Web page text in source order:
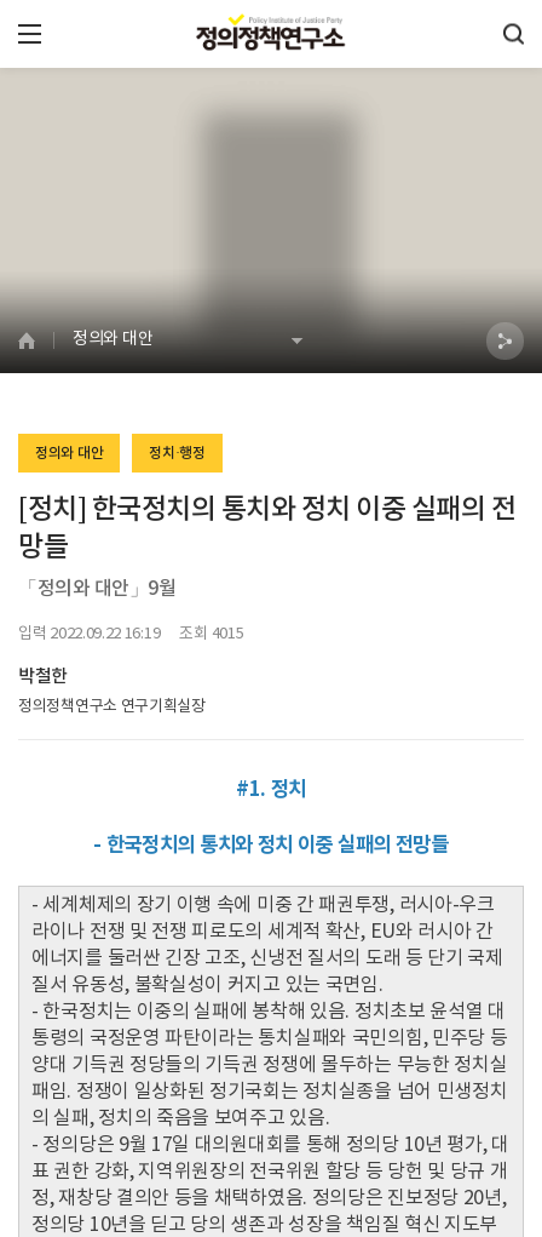
정의와 대안
정의와 대안 정치·행정
[정치] 한국정치의 통치와 정치 이중 실패의 전
망들
「정의와 대안」9월
입력 2022.09.22 16:19 조회 4015
박철한
정의정책연구소 연구기획실장
#1. 정치
- 한국정치의 통치와 정치 이중 실패의 전망들
- 세계체제의 장기 이행 속에 미중 간 패권투쟁, 러시아-우크
라이나 전쟁 및 전쟁 피로도의 세계적 확산, EU와 러시아 간
에너지를 둘러싼 긴장 고조, 신냉전 질서의 도래 등 단기 국제
질서 유동성, 불확실성이 커지고 있는 국면임.
- 한국정치는 이중의 실패에 봉착해 있음. 정치초보 윤석열 대
통령의 국정운영 파탄이라는 통치실패와 국민의힘, 민주당 등
양대 기득권 정당들의 기득권 정쟁에 몰두하는 무능한 정치실
패임. 정쟁이 일상화된 정기국회는 정치실종을 넘어 민생정치
의 실패, 정치의 죽음을 보여주고 있음.
- 정의당은 9월 17일 대의원대회를 통해 정의당 10년 평가, 대
표 권한 강화, 지역위원장의 전국위원 할당 등 당헌 및 당규 개
정, 재창당 결의안 등을 채택하였음. 정의당은 진보정당 20년,
정의당 10년을 딛고 당의 생존과 성장을 책임질 혁신 지도부